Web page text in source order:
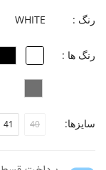
جنس پاشنه: -
قالب: نوک گرد با پنجه
پاخور: یک سایز بزرگ
رنگ : WHITE
رنگ ها :
سایزها: 40
41